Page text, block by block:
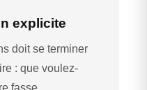
explicite
doit se terminer
: que voulez-
fasse